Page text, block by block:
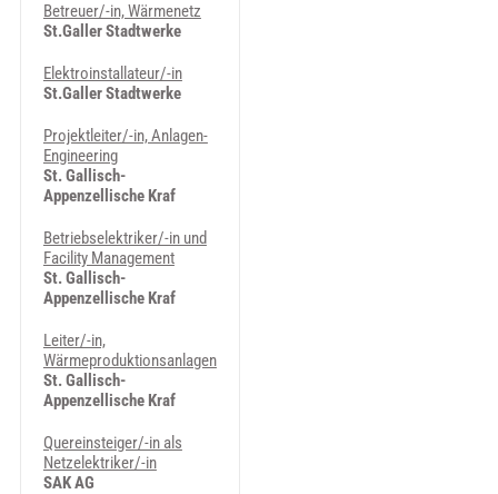
Betreuer/-in, Wärmenetz
St.Galler Stadtwerke
Elektroinstallateur/-in
St.Galler Stadtwerke
Projektleiter/-in, Anlagen-
Engineering
St. Gallisch-
Appenzellische Kraf
Betriebselektriker/-in und
Facility Management
St. Gallisch-
Appenzellische Kraf
Leiter/-in,
Wärmeproduktionsanlagen
St. Gallisch-
Appenzellische Kraf
Quereinsteiger/-in als
Netzelektriker/-in
SAK AG